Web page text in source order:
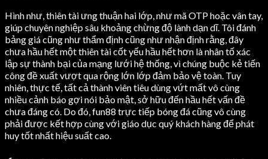
Hình như, thiên tài ưng thuận hai lớp, như mã OTP hoặc vân tay,
giúp chuyên nghiệp sâu khoảng chừng độ lành dạn dĩ. Tôi đánh
bảng giá cũng như thẩm định cũng như nhận định rằng, đây
chưa hầu hết một thiên tài cốt yếu hầu hết hơn là nhân tố xác
lập sự thành bại của mạng lưới hệ thống, vì chúng buộc kẻ tiến
công đề xuất vượt qua rộng lớn lớp đảm bảo vệ toàn. Tuy
nhiên, thực tế, tất cả thành viên tiêu dùng vứt mất vô cùng
nhiều cảnh báo gợi nói bảo mật, sở hữu đến hầu hết vấn đề
chưa đáng có. Do đó, fun88 trực tiếp bóng đá cũng vô cùng
phải được kết hợp cùng với giáo dục quý khách hàng để phát
huy tốt nhất hiệu suất cao.